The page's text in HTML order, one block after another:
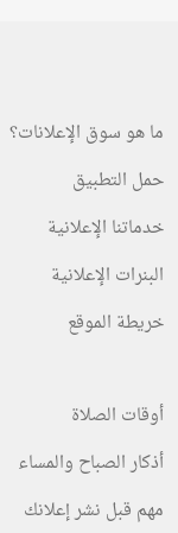
ما هو سوق الإعلانات؟
حمل التطبيق
خدماتنا الإعلانية
البنرات الإعلانية
خريطة الموقع
أوقات الصلاة
أذكار الصباح والمساء
مهم قبل نشر إعلانك